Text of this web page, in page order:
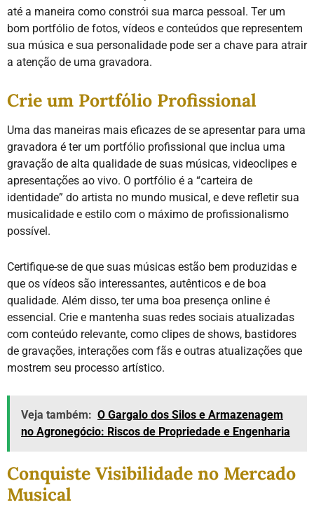
até a maneira como constrói sua marca pessoal. Ter um
bom portfólio de fotos, vídeos e conteúdos que representem
sua música e sua personalidade pode ser a chave para atrair
a atenção de uma gravadora.
Crie um Portfólio Profissional
Uma das maneiras mais eficazes de se apresentar para uma
gravadora é ter um portfólio profissional que inclua uma
gravação de alta qualidade de suas músicas, videoclipes e
apresentações ao vivo. O portfólio é a “carteira de
identidade” do artista no mundo musical, e deve refletir sua
musicalidade e estilo com o máximo de profissionalismo
possível.
Certifique-se de que suas músicas estão bem produzidas e
que os vídeos são interessantes, autênticos e de boa
qualidade. Além disso, ter uma boa presença online é
essencial. Crie e mantenha suas redes sociais atualizadas
com conteúdo relevante, como clipes de shows, bastidores
de gravações, interações com fãs e outras atualizações que
mostrem seu processo artístico.
Veja também: O Gargalo dos Silos e Armazenagem
no Agronegócio: Riscos de Propriedade e Engenharia
Conquiste Visibilidade no Mercado
Musical